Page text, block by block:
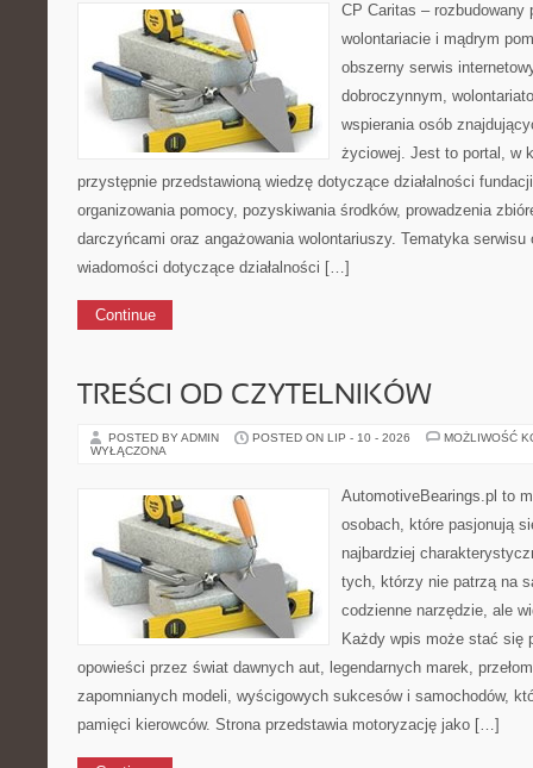
CP Caritas – rozbudowany
wolontariacie i mądrym
obszerny serwis
dobroczynnym,
wspierania osób
życiowej. Jest to portal, w
przystępnie przedstawioną wiedzę dotyczące działalności
organizowania pomocy, pozyskiwania środków, prowadzenia
darczyńcami oraz angażowania wolontariuszy. Tematyka
wiadomości dotyczące działalności […]
Continue
TREŚCI OD CZYTELNIKÓW
POSTED BY ADMIN POSTED ON LIP - 10 - 2026
MOŻLIWOŚĆ
WYŁĄCZONA
AutomotiveBearings.pl to
osobach, które pasjonują
najbardziej
tych, którzy nie patrzą na
codzienne narzędzie, ale
Każdy wpis może stać się
opowieści przez świat dawnych aut, legendarnych marek,
zapomnianych modeli, wyścigowych sukcesów i samochodów,
pamięci kierowców. Strona przedstawia motoryzację jako […]